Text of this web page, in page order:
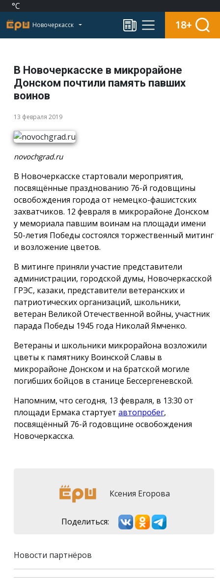
°C
Новочеркасск 18+
В Новочеркасске в микрорайоне
Донском почтили память павших
воинов
13 февраля 2019
novochgrad.ru
В Новочеркасске стартовали мероприятия,
посвящённые празднованию 76-й годовщины
освобождения города от немецко-фашистских
захватчиков. 12 февраля в микрорайоне Донском
у мемориала павшим воинам на площади имени
50-летия Победы состоялся торжественный митинг
и возложение цветов.
В митинге приняли участие представители
администрации, городской думы, Новочеркасской
ГРЭС, казаки, представители ветеранских и
патриотических организаций, школьники,
ветеран Великой Отечественной войны, участник
парада Победы 1945 года Николай Ямченко.
Ветераны и школьники микрорайона возложили
цветы к памятнику Воинской Славы в
микрорайоне Донском и на братской могиле
погибших бойцов в станице Бессергеневской.
Напомним, что сегодня, 13 февраля, в 13:30 от
площади Ермака стартует автопробег,
посвящённый 76-й годовщине освобождения
Новочеркасска.
Ксения Егорова
Поделиться:
Новости партнёров